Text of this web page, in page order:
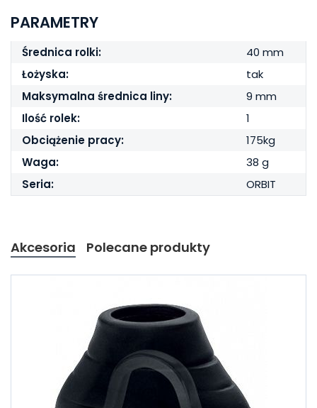
PARAMETRY
Średnica rolki:
40 mm
Łożyska:
tak
Maksymalna średnica liny:
9 mm
Ilość rolek:
1
Obciążenie pracy:
175kg
Waga:
38 g
Seria:
ORBIT
Akcesoria Polecane produkty